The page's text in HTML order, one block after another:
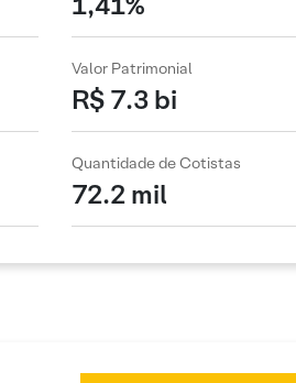
Valor Patrimonial
R$ 7.3 bi
Quantidade de Cotistas
72.2 mil